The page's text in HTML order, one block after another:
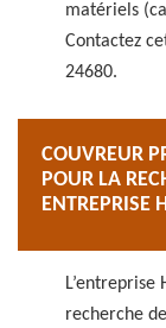
matériels
Contactez
24680.
COUVREUR
POUR LA
ENTREPRISE
recherche